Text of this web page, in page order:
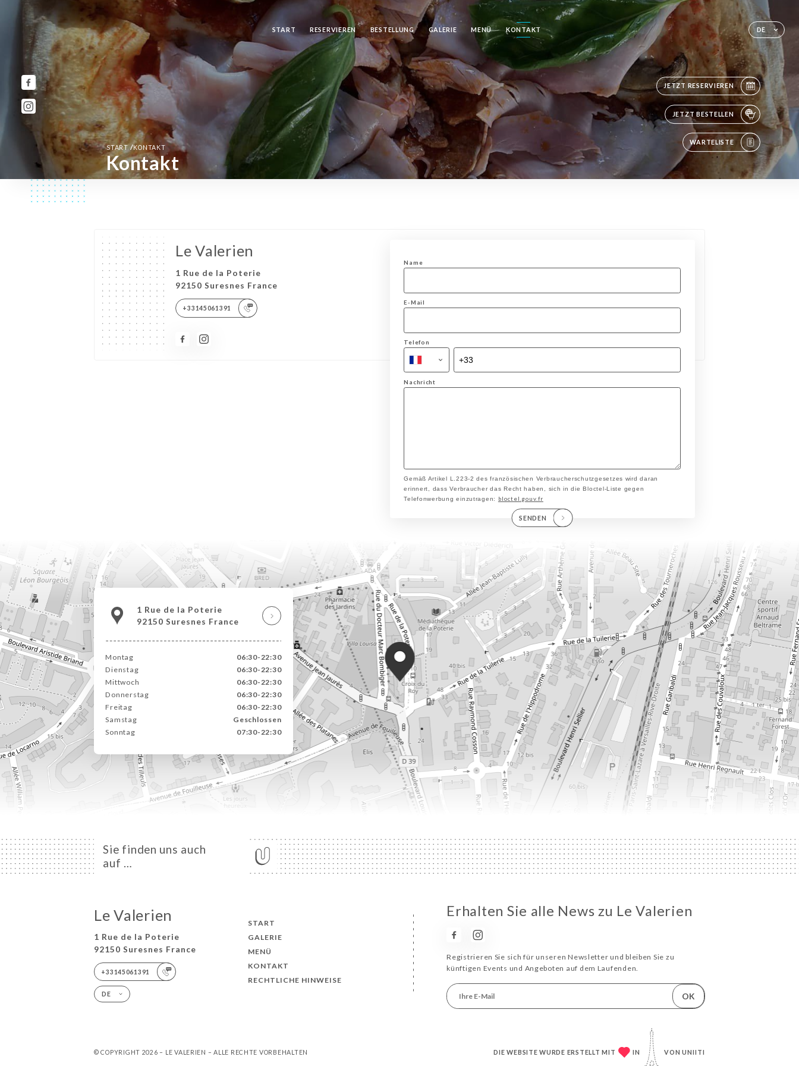
DE
START RESERVIEREN BESTELLUNG GALERIE MENÜ KONTAKT
JETZT RESERVIEREN
JETZT BESTELLEN
WARTELISTE
START/KONTAKT
Kontakt
Le Valerien
1 Rue de la Poterie
92150 Suresnes France
+33145061391
Name
E-Mail
Telefon
Nachricht
Gemäß Artikel L.223-2 des französischen Verbraucherschutzgesetzes wird daran
erinnert, dass Verbraucher das Recht haben, sich in die Bloctel-Liste gegen
Telefonwerbung einzutragen:
bloctel.gouv.fr
SENDEN
1 Rue de la Poterie
92150 Suresnes France
Montag
06:30-22:30
Dienstag
06:30-22:30
Mittwoch
06:30-22:30
Donnerstag
06:30-22:30
Freitag
06:30-22:30
Samstag
Geschlossen
Sonntag
07:30-22:30
Sie finden uns auch
auf …
Le Valerien
1 Rue de la Poterie
92150 Suresnes France
+33145061391
DE
START
GALERIE
MENÜ
KONTAKT
RECHTLICHE HINWEISE
Erhalten Sie alle News zu Le Valerien
Registrieren Sie sich für unseren Newsletter und bleiben Sie zu
künftigen Events und Angeboten auf dem Laufenden.
OK
© COPYRIGHT 2026 – LE VALERIEN – ALLE RECHTE VORBEHALTEN DIE WEBSITE WURDE ERSTELLT MIT IN VONUNIITI